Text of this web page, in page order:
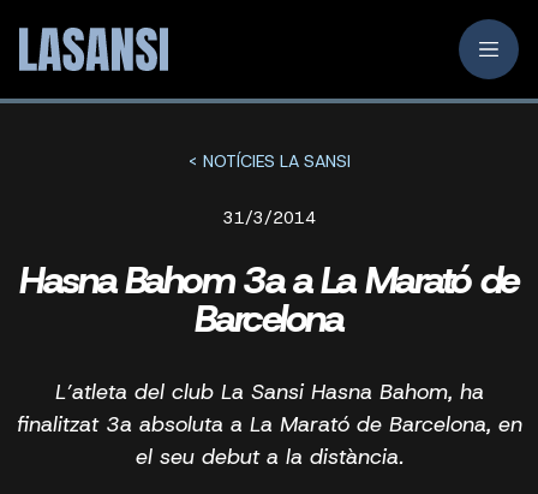
< NOTÍCIES LA SANSI
31/3/2014
Hasna Bahom 3a a La Marató de
Barcelona
L’atleta del club La Sansi Hasna Bahom, ha
finalitzat 3a absoluta a La Marató de Barcelona, en
el seu debut a la distància.